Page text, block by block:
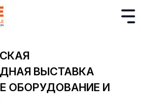
ВЫСТАВКА
ОБОРУДОВАНИЕ И